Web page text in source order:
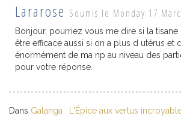
Lararose Soumis le Monday 17
Bonjour, pourriez vous me dire si la
être efficace aussi si on a plus d utérus et
énormément de ma np au niveau des
pour votre réponse.
Dans Galanga : L'Épice aux vertus